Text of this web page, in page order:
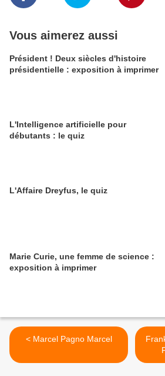
Vous aimerez aussi
Président ! Deux siècles d'histoire
présidentielle : exposition à imprimer
L'Intelligence artificielle pour
débutants : le quiz
L'Affaire Dreyfus, le quiz
Marie Curie, une femme de science :
exposition à imprimer
< Marcel Pagno Marcel